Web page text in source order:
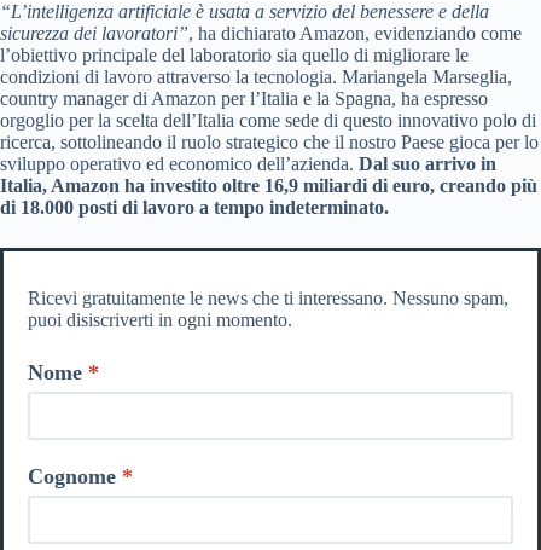
“L’intelligenza artificiale è usata a servizio del benessere e della
sicurezza dei lavoratori”, ha dichiarato Amazon, evidenziando come
l’obiettivo principale del laboratorio sia quello di migliorare le
condizioni di lavoro attraverso la tecnologia. Mariangela Marseglia,
country manager di Amazon per l’Italia e la Spagna, ha espresso
orgoglio per la scelta dell’Italia come sede di questo innovativo polo di
ricerca, sottolineando il ruolo strategico che il nostro Paese gioca per lo
sviluppo operativo ed economico dell’azienda. Dal suo arrivo in
Italia, Amazon ha investito oltre 16,9 miliardi di euro, creando più
di 18.000 posti di lavoro a tempo indeterminato.
Ricevi gratuitamente le news che ti interessano. Nessuno spam,
puoi disiscriverti in ogni momento.
Nome
Cognome